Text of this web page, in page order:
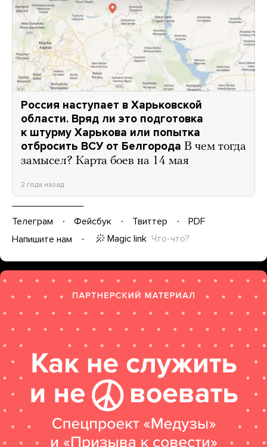
Россия наступает в Харьковской
области. Вряд ли это подготовка
к штурму Харькова или попытка
отбросить ВСУ от Белгорода В чем тогда
замысел? Карта боев на 14 мая
2 года назад
Телеграм Фейсбук Твиттер
PDF
Напишите нам
Magic link Что-что?